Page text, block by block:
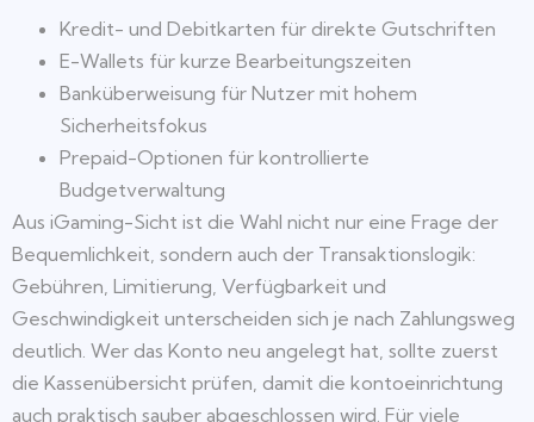
Kredit- und Debitkarten für direkte Gutschriften
E-Wallets für kurze Bearbeitungszeiten
Banküberweisung für Nutzer mit hohem
Sicherheitsfokus
Prepaid-Optionen für kontrollierte
Budgetverwaltung
Aus iGaming-Sicht ist die Wahl nicht nur eine Frage der
Bequemlichkeit, sondern auch der Transaktionslogik:
Gebühren, Limitierung, Verfügbarkeit und
Geschwindigkeit unterscheiden sich je nach Zahlungsweg
deutlich. Wer das Konto neu angelegt hat, sollte zuerst
die Kassenübersicht prüfen, damit die kontoeinrichtung
auch praktisch sauber abgeschlossen wird. Für viele